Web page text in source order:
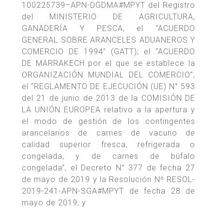
100225739–APN-DGDMA#MPYT del Registro
del MINISTERIO DE AGRICULTURA,
GANADERÍA Y PESCA, el “ACUERDO
GENERAL SOBRE ARANCELES ADUANEROS Y
COMERCIO DE 1994” (GATT); el “ACUERDO
DE MARRAKECH por el que se establece la
ORGANIZACIÓN MUNDIAL DEL COMERCIO”,
el “REGLAMENTO DE EJECUCIÓN (UE) N° 593
del 21 de junio de 2013 de la COMISIÓN DE
LA UNIÓN EUROPEA relativo a la apertura y
el modo de gestión de los contingentes
arancelarios de carnes de vacuno de
calidad superior fresca, refrigerada o
congelada, y de carnes de búfalo
congelada”, el Decreto N° 377 de fecha 27
de mayo de 2019 y la Resolución Nº RESOL-
2019-241-APN-SGA#MPYT de fecha 28 de
mayo de 2019, y